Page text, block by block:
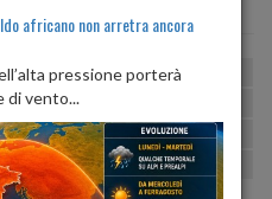
15º max:24º U:
24º max:25º
20º max:28º U:77% 83%
16º max:18º U:89%
africano non arretra ancora
pressione porterà
di vento...